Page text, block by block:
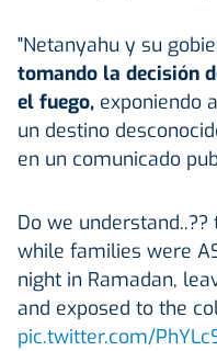
"Netanyahu y su
tomando la decisión
el fuego, exponiendo
un destino
en un comunicado
Do we
while families were
night in Ramadan,
and exposed to the
pic.twitter.com/